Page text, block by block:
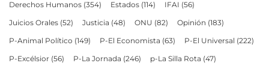
Derechos Humanos (354) Estados (114) IFAI (56)
Juicios Orales (52) Justicia (48) ONU (82) Opinión (183)
P-Animal Político (149) P-El Economista (63) P-El Universal (222)
P-Excélsior (56) P-La Jornada (246) p-La Silla Rota (47)